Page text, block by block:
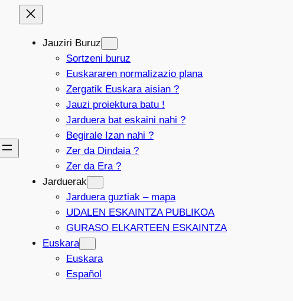
Jauziri Buruz
Sortzeni buruz
Euskararen normalizazio plana
Zergatik Euskara aisian ?
Jauzi proiektura batu !
Jarduera bat eskaini nahi ?
Begirale Izan nahi ?
Zer da Dindaia ?
Zer da Era ?
Jarduerak
Jarduera guztiak – mapa
UDALEN ESKAINTZA PUBLIKOA
GURASO ELKARTEEN ESKAINTZA
Euskara
Euskara
Español